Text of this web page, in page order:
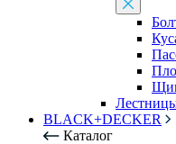
BLACK+DECKER
Каталог